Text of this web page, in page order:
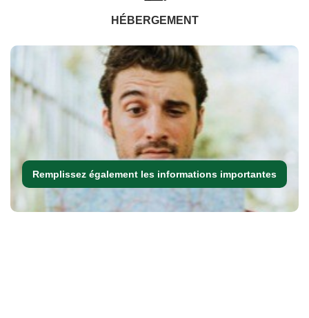
HÉBERGEMENT
Remplissez également les informations importantes